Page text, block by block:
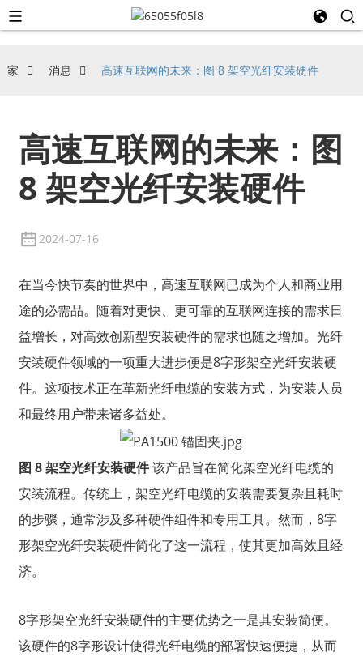
家 消息 高速互联网的未来：图 8 架空光纤安装硬件
高速互联网的未来：图
8 架空光纤安装硬件
2024-07-16
在当今快节奏的世界中，高速互联网已成为个人和商业用
途的必需品。随着对更快、更可靠的互联网连接的需求日
益增长，对高效创新型安装硬件的需求也随之增加。光纤
安装硬件领域的一项重大进步便是8字形架空光纤安装硬
件。这项技术正在革新光纤电缆的安装方式，为安装人员
和最终用户带来诸多益处。
图 8 架空光纤安装硬件该产品旨在简化架空光纤电缆的
安装流程。传统上，架空光纤电缆的安装需要复杂且耗时
的步骤，通常涉及多种硬件组件和专用工具。然而，8字
形架空光纤安装硬件简化了这一流程，使其更加高效且经
济。
8字形架空光纤安装硬件的主要优势之一是其安装简便。
该硬件的8字形设计使得光纤电缆的部署快速便捷，从而